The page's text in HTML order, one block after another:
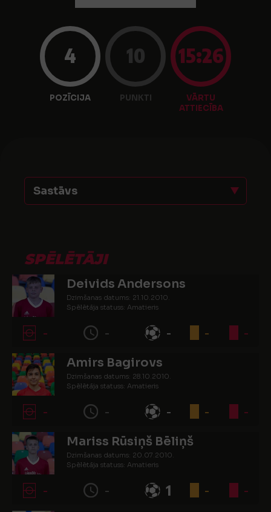
4
POZĪCIJA
10
PUNKTI
15:26
VĀRTU
ATTIECĪBA
Sastāvs
SPĒLĒTĀJI
Deivids Andersons
Dzimšanas datums: 21.10.2010.
Spēlētāja statuss: Amatieris
- - - - -
Amirs Bagirovs
Dzimšanas datums: 28.10.2010.
Spēlētāja statuss: Amatieris
- - - - -
Mariss Rūsiņš Bēliņš
Dzimšanas datums: 20.07.2010.
Spēlētāja statuss: Amatieris
- - 1 - -